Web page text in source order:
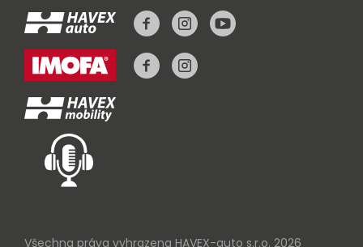
Všechna práva vyhrazena HAVEX-auto s.r.o. 2026